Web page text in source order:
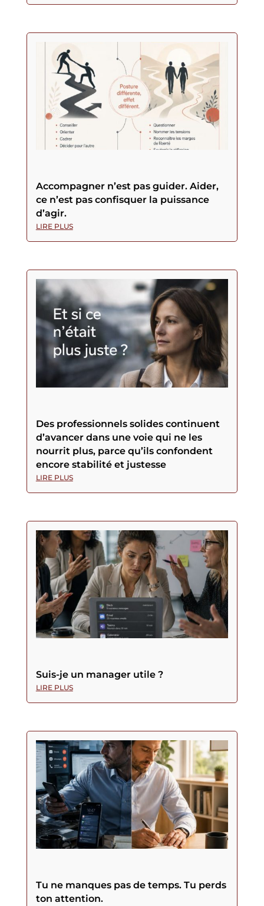
Accompagner n’est pas guider. Aider,
ce n’est pas confisquer la puissance
d’agir.
LIRE PLUS
Des professionnels solides continuent
d’avancer dans une voie qui ne les
nourrit plus, parce qu’ils confondent
encore stabilité et justesse
LIRE PLUS
Suis-je un manager utile ?
LIRE PLUS
Tu ne manques pas de temps. Tu perds
ton attention.